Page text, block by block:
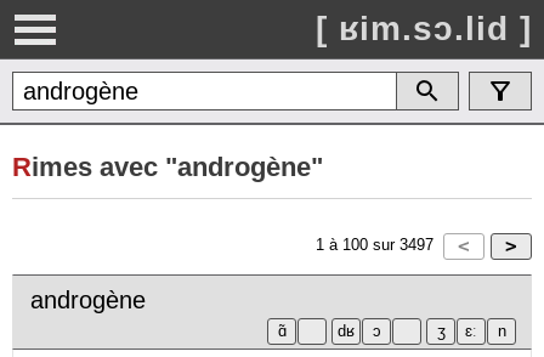
[ ʁim.sɔ.lid ]
Rimes avec "androgène"
1 à 100 sur 3497
androgène